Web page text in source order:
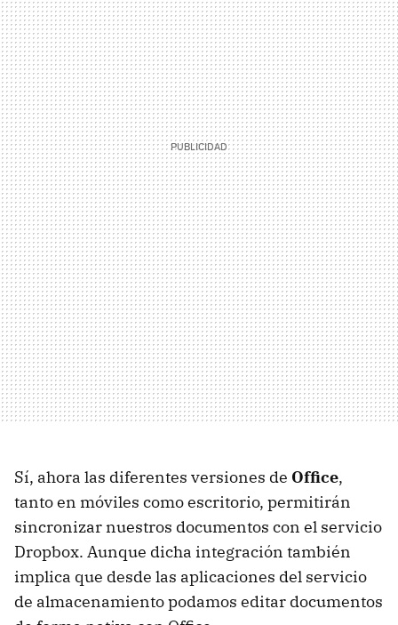
Sí, ahora las diferentes versiones de Office,
tanto en móviles como escritorio, permitirán
sincronizar nuestros documentos con el servicio
Dropbox. Aunque dicha integración también
implica que desde las aplicaciones del servicio
de almacenamiento podamos editar documentos